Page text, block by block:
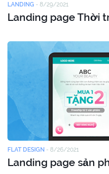
LANDING - 8/29/2021
Landing page Thời
FLAT DESIGN - 8/26/2021
Landing page sản